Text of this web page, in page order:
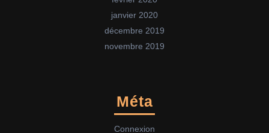
janvier 2020
décembre 2019
novembre 2019
Méta
Connexion